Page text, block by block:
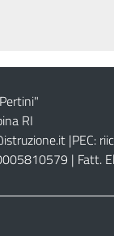
RI
|PEC:
| Fatt.